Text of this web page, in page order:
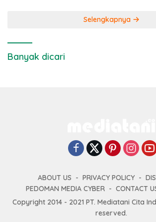
Selengkapnya
Banyak dicari
ABOUT US PRIVACY POLICY
PEDOMAN MEDIA CYBER
CONTACT
Copyright 2014 - 2021 PT. Mediatani Cita
reserved.